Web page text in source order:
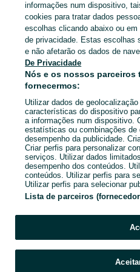
Monsanto E Idanha-A-Velha
CATEGORIA
651674526
informações num dispositivo,
cookies para tratar dados
escolhas clicando abaixo ou
de privacidade. Estas escolhas
e não afetarão os dados de
De Privacidade
Nós e os nossos parceiros
fornecermos:
Utilizar dados de
características do dispositivo
a informações num dispositivo.
estatísticas ou combinações
desempenho da publicidade.
Criar perfis para personalizar
serviços. Utilizar dados
desempenho dos conteúdos.
conteúdos. Utilizar perfis para
Utilizar perfis para selecionar
Lista de parceiros